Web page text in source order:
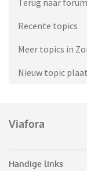
Terug naar forum
Recente topics
Meer topics in
Nieuw topic
Viafora
Handige links